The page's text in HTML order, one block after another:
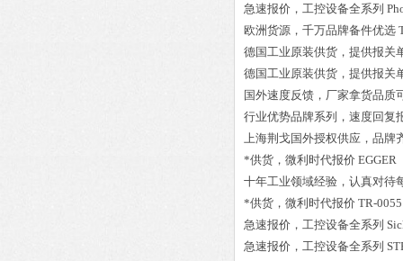
急速报价，工控设备全系列
欧洲货源，千万品牌备件优选
德国工业原装供货，提供报关
德国工业原装供货，提供报关
国外速度反馈，厂家拿货品质
行业优势品牌系列，速度回复
上海荆戈国外授权供应，品牌
*供货，微利时代报价 EGGER
十年工业领域经验，认真对待
*供货，微利时代报价 TR-
急速报价，工控设备全系列
急速报价，工控设备全系列